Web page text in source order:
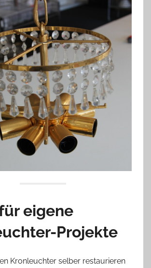
eigene
Projekte
Kronleuchter selber restaurieren